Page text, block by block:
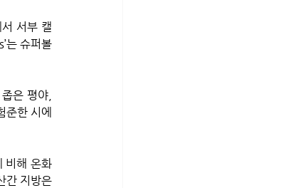
서부 캘
는 슈퍼볼
은 평야,
한 시에
비해 온화
간 지방은